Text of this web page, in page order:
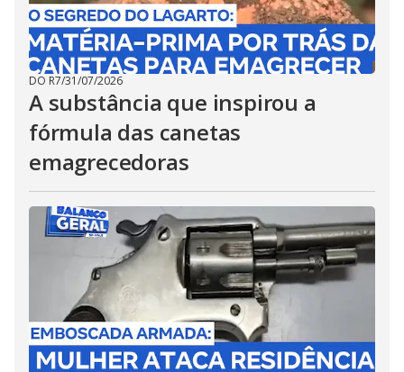
DO R7/31/07/2026
A substância que inspirou a
fórmula das canetas
emagrecedoras